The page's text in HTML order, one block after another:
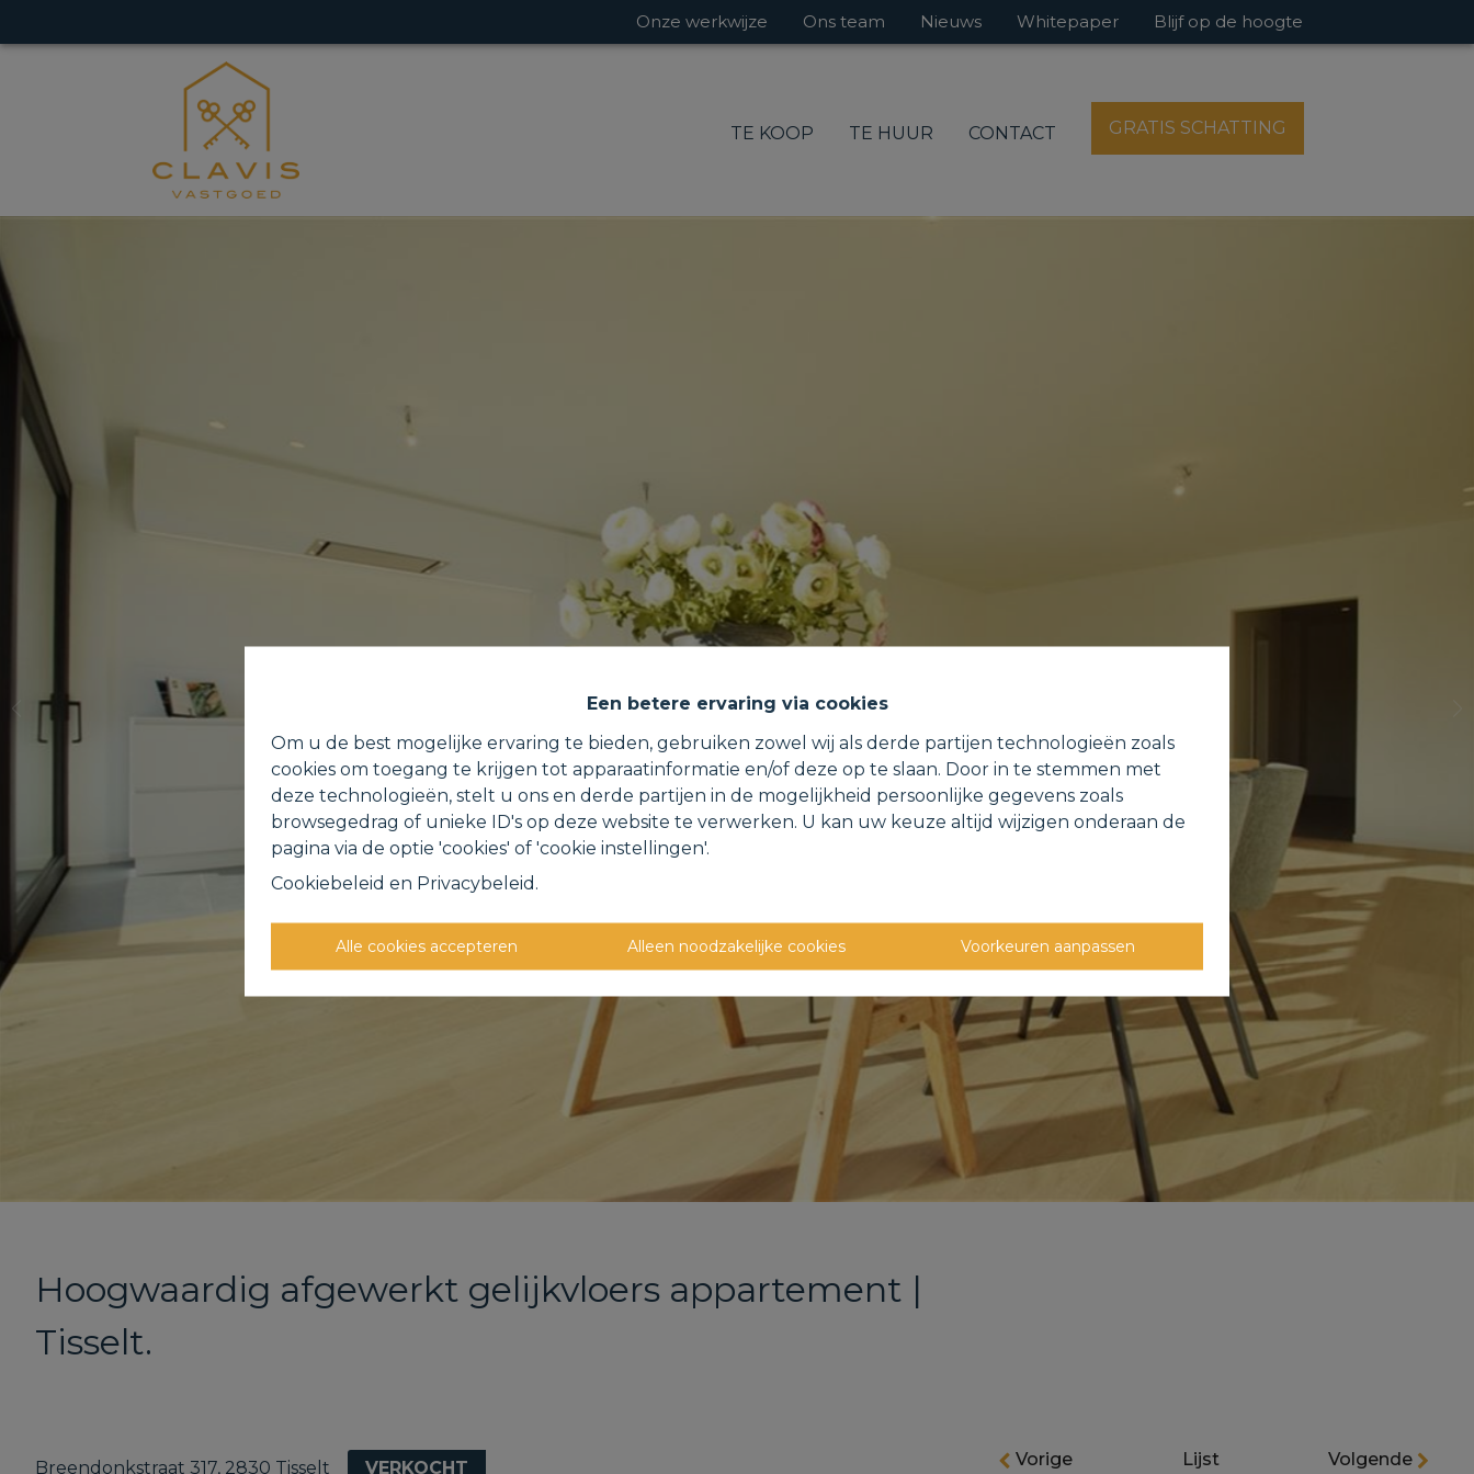
Een betere ervaring via cookies
Om u de best mogelijke ervaring te bieden, gebruiken zowel wij als derde partijen technologieën zoals
cookies om toegang te krijgen tot apparaatinformatie en/of deze op te slaan. Door in te stemmen met
deze technologieën, stelt u ons en derde partijen in de mogelijkheid persoonlijke gegevens zoals
browsegedrag of unieke ID's op deze website te verwerken. U kan uw keuze altijd wijzigen onderaan de
pagina via de optie 'cookies' of 'cookie instellingen'.
Cookiebeleid en Privacybeleid .
Alle cookies accepteren Alleen noodzakelijke cookies Voorkeuren aanpassen
Onze werkwijze Ons team Nieuws Whitepaper Blijf op de hoogte
TE KOOP TE HUUR CONTACT GRATIS SCHATTING
Hoogwaardig afgewerkt gelijkvloers appartement |
Tisselt.
Breendonkstraat 317, 2830 Tisselt VERKOCHT Vorige Lijst Volgende